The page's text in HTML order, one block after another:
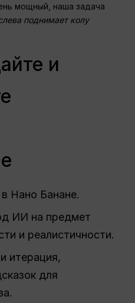
мощный, наша задача
поднимает колу
и
в Нано Банане.
ИИ на предмет
и реалистичности.
итерация,
для